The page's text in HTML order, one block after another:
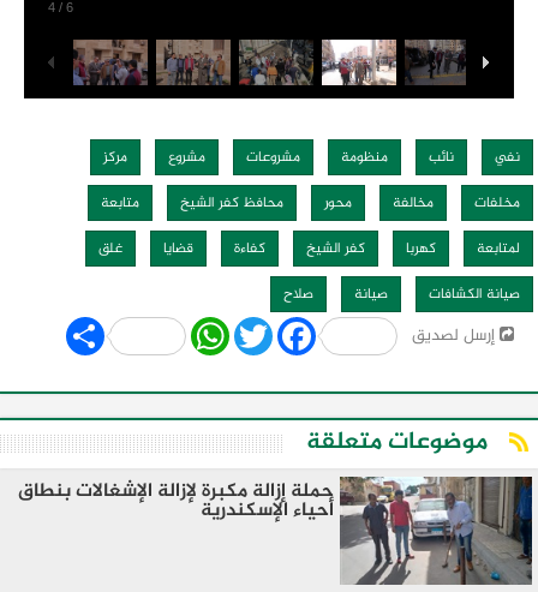
4 / 6
نفي نائب منظومة مشروعات مشروع
مركز
مخلفات
مخالفة محور محافظ كفر الشيخ
متابعة
لمتابعة
كهربا كفر الشيخ كفاءة قضايا
غلق
صيانة الكشافات
صيانة صلاح
إرسل لصديق Share WhatsApp
Twitter Facebook
موضوعات متعلقة
حملة إزالة مكبرة لإزالة الإشغالات بنطاق
أحياء الإسكندرية